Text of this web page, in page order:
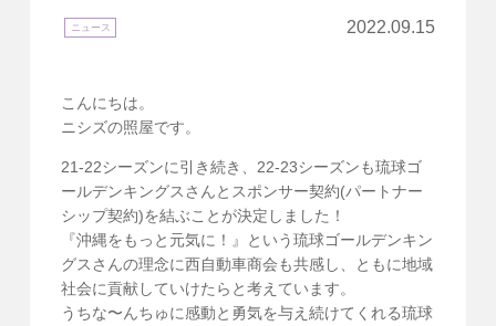
ニュース 2022.09.15
こんにちは。
ニシズの照屋です。
21-22シーズンに引き続き、22-23シーズンも琉球ゴ
ールデンキングスさんとスポンサー契約(パートナー
シップ契約)を結ぶことが決定しました！
『沖縄をもっと元気に！』という琉球ゴールデンキン
グスさんの理念に西自動車商会も共感し、ともに地域
社会に貢献していけたらと考えています。
うちな〜んちゅに感動と勇気を与え続けてくれる琉球